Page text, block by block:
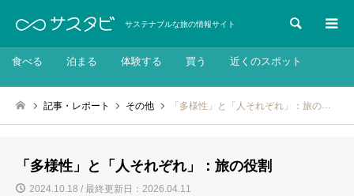
サステナブルな旅の情報サイト 検索
食べる 泊まる 体験する 買う 近くのスポット
記事・レポート その他 「多様性」と「人それぞれ」：旅の役割
「多様性」と「人それぞれ」：旅の役割
2024.10.18 / 最終更新日：2026.04.11